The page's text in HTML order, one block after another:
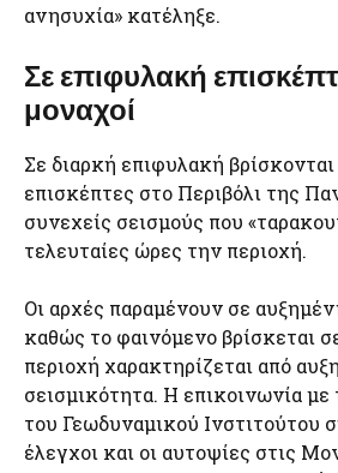
ανησυχία» κατέληξε.
Σε επιφυλακή
μοναχοί
Σε διαρκή επιφυλακή
επισκέπτες στο Περιβόλι της
συνεχείς σεισμούς που
τελευταίες ώρες την περιοχή.
Οι αρχές παραμένουν σε
καθώς το φαινόμενο βρίσκεται
περιοχή χαρακτηρίζεται από
σεισμικότητα. Η επικοινωνία με
του Γεωδυναμικού Ινστιτούτου
έλεγχοι και οι αυτοψίες στις